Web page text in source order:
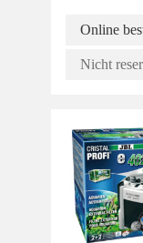
Online
Nicht